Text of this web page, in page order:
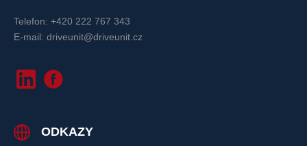
Telefon: +420 222 767 343
E-mail: driveunit@driveunit.cz
ODKAZY